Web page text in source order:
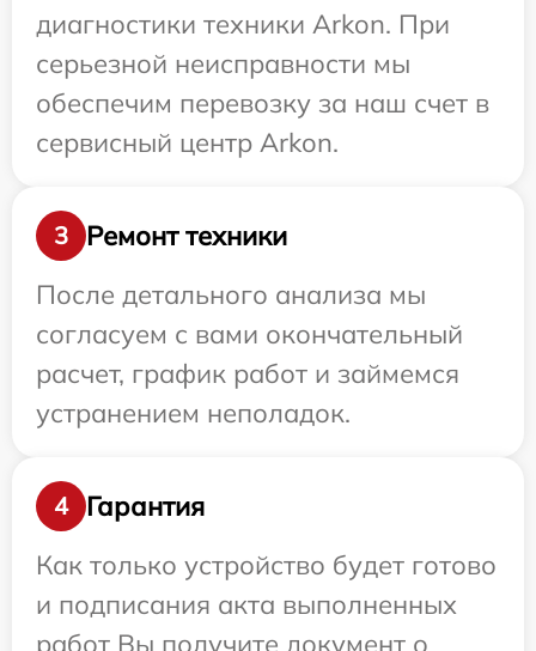
диагностики техники Arkon. При
серьезной неисправности мы
обеспечим перевозку за наш счет в
сервисный центр Arkon.
3
Ремонт техники
После детального анализа мы
согласуем с вами окончательный
расчет, график работ и займемся
устранением неполадок.
4
Гарантия
Как только устройство будет готово
и подписания акта выполненных
работ Вы получите документ о